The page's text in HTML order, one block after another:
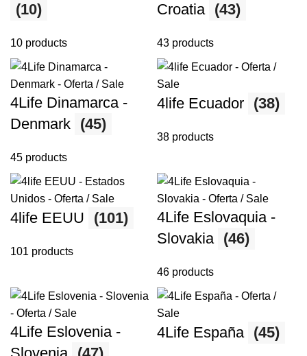
(10)
10 products
Croatia (43)
43 products
4Life Dinamarca -
Denmark (45)
45 products
4life Ecuador (38)
38 products
4life EEUU (101)
101 products
4Life Eslovaquia -
Slovakia (46)
46 products
4Life Eslovenia -
4Life España (45)